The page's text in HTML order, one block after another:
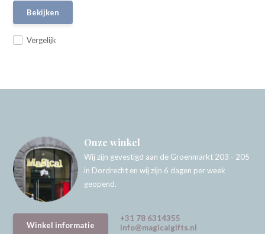
Vergelijk
Bekijken
Onze winkel
Wij zijn gevestigd aan de Groenmarkt 203 - 205
in Dordrecht en wij zijn 6 dagen per week
geopend.
Winkel informatie
+31 78 6314355
info@magicalgifts.nl